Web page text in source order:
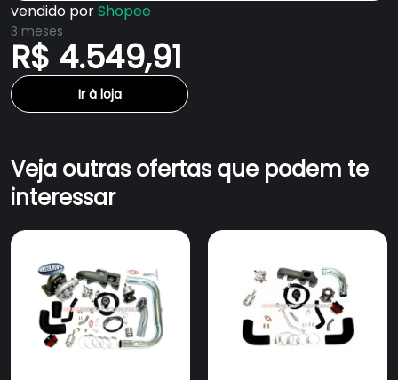
vendido porShopee
3 meses
R$ 4.549,91
Ir à loja
Veja outras ofertas que podem te
interessar